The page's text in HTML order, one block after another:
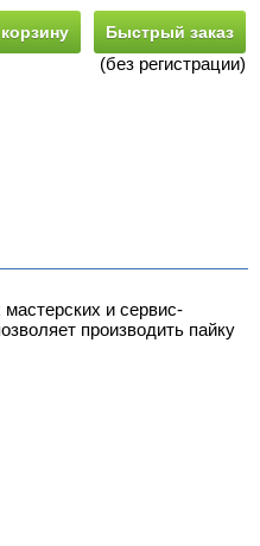
Быстрый заказ
(без регистрации)
и сервис-
производить пайку